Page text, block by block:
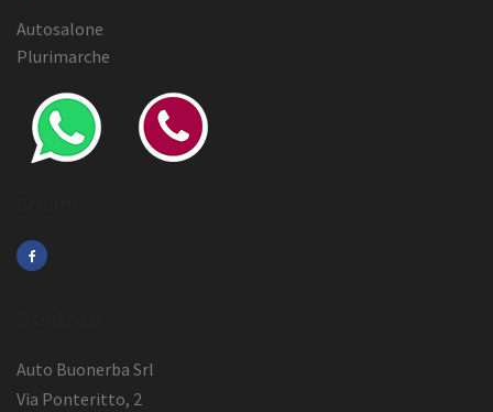
Autosalone
Plurimarche
Auto Buonerba Srl
Via Ponteritto, 2